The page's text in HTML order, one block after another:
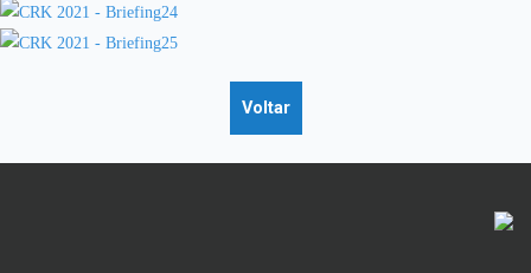
Voltar